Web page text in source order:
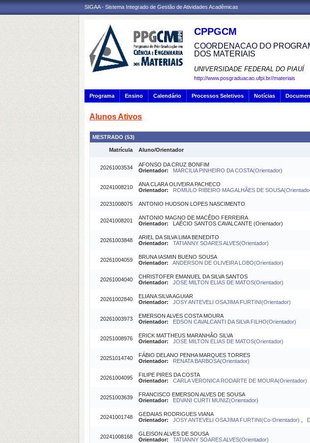
SIGAA - Sistema Integrado de Gestão de Atividades Acadêmicas
CPPGCM
COORDENACAO DO
DOS MATERIAIS
UNIVERSIDADE FEDERAL DO PIAUÍ
http://www.posgraduacao.ufpi.br//materiais
Programa Ensino Calendário Processos Seletivos Notícias
Alunos Ativos
MESTRADO (53)
Matrícula Aluno/Orientador
20261003534
AFONSO DA CRUZ BONFIM
Orientador:
MARCILIA PINHEIRO DA COSTA(Orientador)
20241008210
ANA CLARA OLIVEIRA PACHECO
Orientador:
ROMULO RIBEIRO MAGALHÃES DE
20231008075 ANTONIO HUDSON LOPES NASCIMENTO
20241008201
ANTONIO MAGNO DE MACÊDO FERREIRA
Orientador: LAÉCIO SANTOS CAVALCANTE (Orientador)
20261003848
ARIEL DA SILVA LIMA BENEDITO
Orientador:
TATIANNY SOARES ALVES(Orientador)
20261004059
BRUNA IASMIN BUENO SOUSA
Orientador:
ANDERSON DE OLIVEIRA LOBO(Orientador)
20261004040
CHRISTOFER EMANUEL DA SILVA SANTOS
Orientador:
JOSE MILTON ELIAS DE MATOS(Orientador)
20261002840
ELIANA SILVA AGUIAR
Orientador:
JOSY ANTEVELI OSAJIMA FURTINI(Orientador)
20261003973
EMERSON ALVES COSTA MOURA
Orientador:
EDSON CAVALCANTI DA SILVA FILHO(Orientador)
20251008976
ERICK MATTHEUS MARANHÃO SILVA
Orientador:
JOSE MILTON ELIAS DE MATOS(Orientador)
20251014740
FÁBIO DELANO PENHA MARQUES TORRES
Orientador:
RENATA BARBOSA(Orientador)
20261004095
FILIPE PIRES DA COSTA
Orientador:
CARLA VERONICA RODARTE DE MOURA(Orientador)
20251003639
FRANCISCO EMERSON ALVES DE SOUSA
Orientador:
EDVANI CURTI MUNIZ(Orientador)
20241001748
GEDAIAS RODRIGUES VIANA
Orientador:
JOSY ANTEVELI OSAJIMA FURTINI(Co-Orientador)
20241008168
GLEISON ALVES DE SOUSA
Orientador:
TATIANNY SOARES ALVES(Orientador)